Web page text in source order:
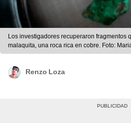
Los investigadores recuperaron fragmentos
malaquita, una roca rica en cobre. Foto:
Renzo Loza